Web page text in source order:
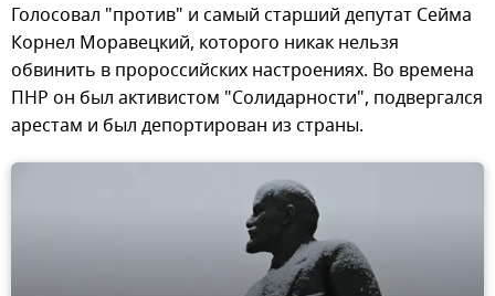
Голосовал "против" и самый старший депутат Сейма
Корнел Моравецкий, которого никак нельзя
обвинить в пророссийских настроениях. Во времена
ПНР он был активистом "Солидарности", подвергался
арестам и был депортирован из страны.